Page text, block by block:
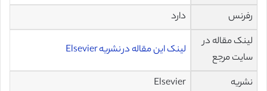
رفرنس
دارد
لینک مقاله در
سایت مرجع
لینک این مقاله در نشریه Elsevier
نشریه Elsevier